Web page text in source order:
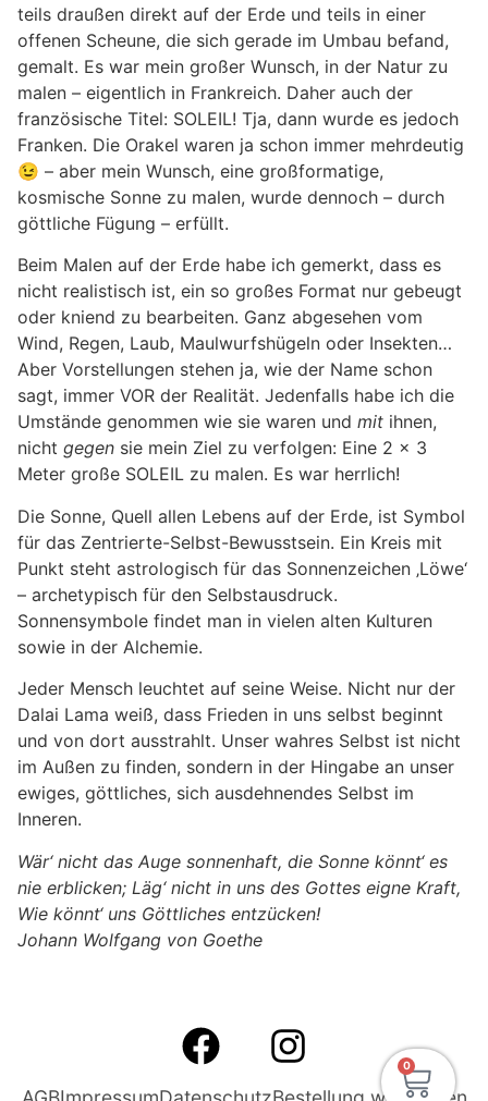
teils draußen direkt auf der Erde und teils in einer
offenen Scheune, die sich gerade im Umbau befand,
gemalt. Es war mein großer Wunsch, in der Natur zu
malen – eigentlich in Frankreich. Daher auch der
französische Titel: SOLEIL! Tja, dann wurde es jedoch
Franken. Die Orakel waren ja schon immer mehrdeutig
😉 – aber mein Wunsch, eine großformatige,
kosmische Sonne zu malen, wurde dennoch – durch
göttliche Fügung – erfüllt.
Beim Malen auf der Erde habe ich gemerkt, dass es
nicht realistisch ist, ein so großes Format nur gebeugt
oder kniend zu bearbeiten. Ganz abgesehen vom
Wind, Regen, Laub, Maulwurfshügeln oder Insekten…
Aber Vorstellungen stehen ja, wie der Name schon
sagt, immer VOR der Realität. Jedenfalls habe ich die
Umstände genommen wie sie waren und mit ihnen,
nicht gegen sie mein Ziel zu verfolgen: Eine 2 x 3
Meter große SOLEIL zu malen. Es war herrlich!
Die Sonne, Quell allen Lebens auf der Erde, ist Symbol
für das Zentrierte-Selbst-Bewusstsein. Ein Kreis mit
Punkt steht astrologisch für das Sonnenzeichen ‚Löwe‘
– archetypisch für den Selbstausdruck.
Sonnensymbole findet man in vielen alten Kulturen
sowie in der Alchemie.
Jeder Mensch leuchtet auf seine Weise. Nicht nur der
Dalai Lama weiß, dass Frieden in uns selbst beginnt
und von dort ausstrahlt. Unser wahres Selbst ist nicht
im Außen zu finden, sondern in der Hingabe an unser
ewiges, göttliches, sich ausdehnendes Selbst im
Inneren.
Wär‘ nicht das Auge sonnenhaft, die Sonne könnt‘ es
nie erblicken; Läg‘ nicht in uns des Gottes eigne Kraft,
Wie könnt‘ uns Göttliches entzücken!
Johann Wolfgang von Goethe
0